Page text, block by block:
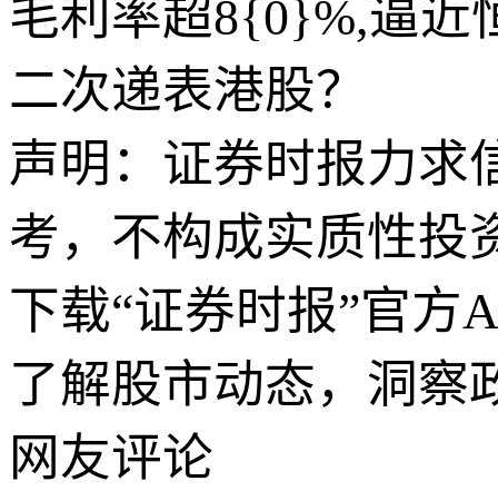
毛利率超8{0}%,逼近
二次递表港股？
声明：证券时报力求
考，不构成实质性投
下载“证券时报”官方
了解股市动态，洞察
网友评论